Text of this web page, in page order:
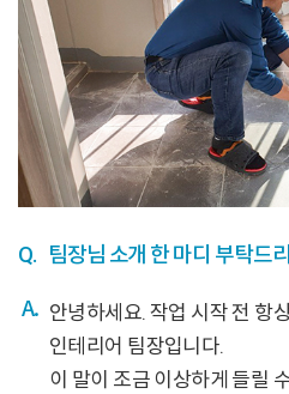
Q. 팀장님 소개 한 마디 부탁드
안녕하세요. 작업 시작 전 항
인테리어 팀장입니다.
이 말이 조금 이상하게 들릴